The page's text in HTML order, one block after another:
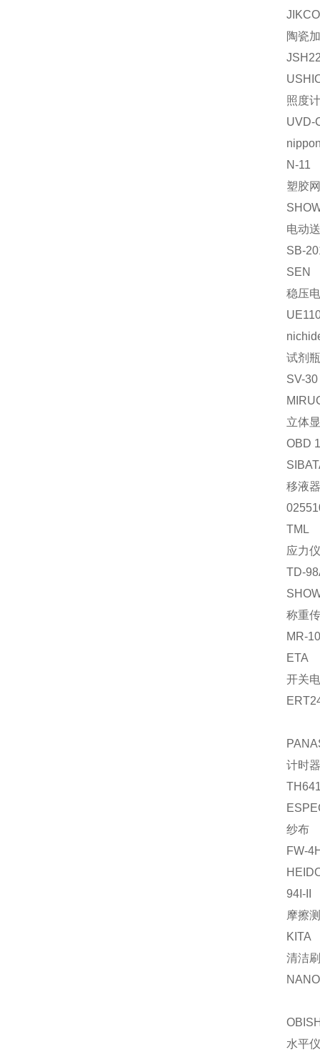
JIKCO
陶瓷
照度
UVD-
N-11
塑胶网
电动
SB-
SEN
稳压
试剂瓶
SV-30
立体
OBD
移液
TML
应力仪
TD-
称重
MR-
ETA
开关
计时器
纱布
FW-
94I-II
摩擦
KITA
清洁刷
水平仪